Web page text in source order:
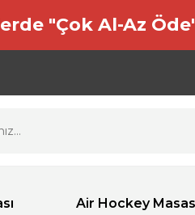
"Çok Al-Az
Air Hockey